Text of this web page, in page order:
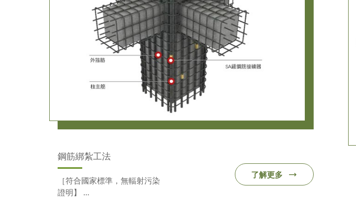
鋼筋綁紮工法
［符合國家標準，無輻射污染
證明】
了解更多